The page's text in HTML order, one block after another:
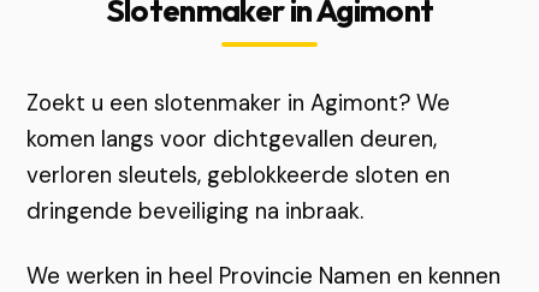
Slotenmaker in Agimont
Zoekt u een slotenmaker in Agimont? We
komen langs voor dichtgevallen deuren,
verloren sleutels, geblokkeerde sloten en
dringende beveiliging na inbraak.
We werken in heel Provincie Namen en kennen